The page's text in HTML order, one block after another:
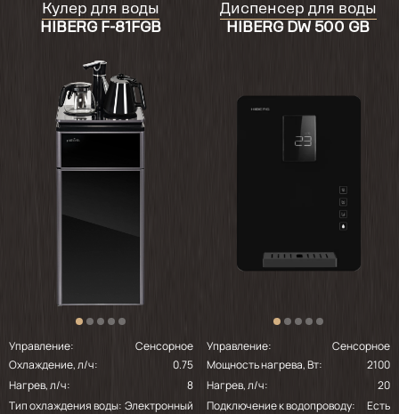
поднимать не приходится. Чайник кипятит
быстро, удобный
хорошо
Кулер для воды
HIBERG F-81FGB
Управление:
Сенсорное
Охлаждение, л/ч:
0.75
Нагрев, л/ч:
8
Тип охлаждения воды: Электронный
Диспенсер для воды
HIBERG DW 500 GB
Управление:
Сенсорное
Мощность нагрева, Вт:
2100
Нагрев, л/ч:
20
Подключение к водопроводу:
Есть